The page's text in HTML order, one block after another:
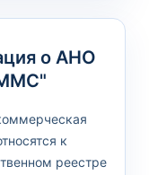
о АНО
к
реестре